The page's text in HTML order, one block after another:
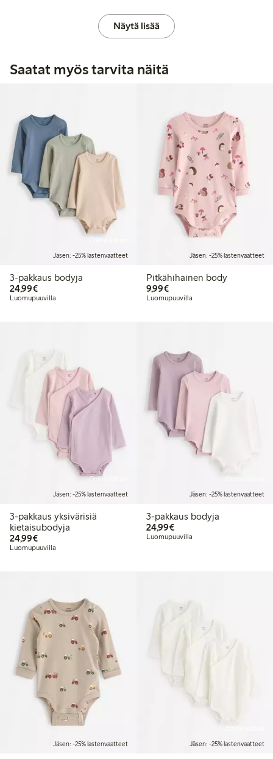
Näytä lisää
Saatat myös tarvita näitä
Jäsen: -25% lastenvaatteet
3-pakkaus bodyja
24,99€24,99 €
Luomupuuvilla
Jäsen: -25% lastenvaatteet
Pitkähihainen body
9,99€9,99 €
Luomupuuvilla
Online edition
Jäsen: -25% lastenvaatteet
3-pakkaus yksivärisiä
kietaisubodyja
24,99€24,99 €
Luomupuuvilla
Jäsen: -25% lastenvaatteet
3-pakkaus bodyja
24,99€24,99 €
Luomupuuvilla
Jäsen: -25% lastenvaatteet
Jäsen: -25% lastenvaatteet